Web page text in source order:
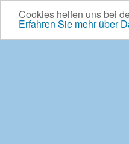
Cookies helfen uns bei
Erfahren Sie mehr über